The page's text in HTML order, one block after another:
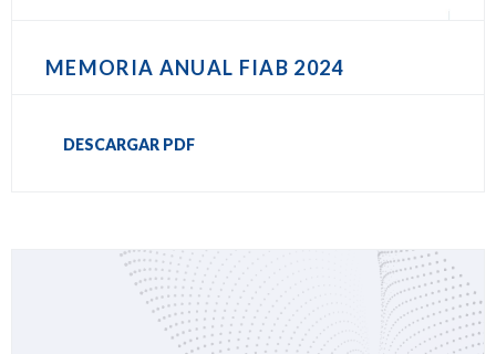
MEMORIA ANUAL FIAB 2024
DESCARGAR PDF